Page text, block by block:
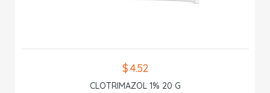
$ 4.52
CLOTRIMAZOL 1% 20 G